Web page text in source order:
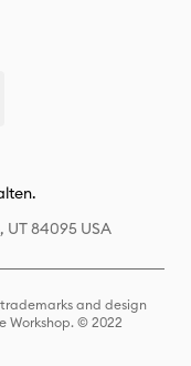
UT 84095 USA
and design
Workshop. © 2022